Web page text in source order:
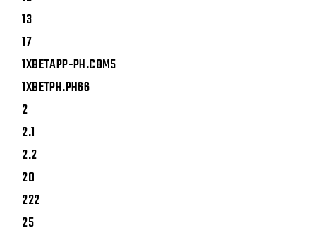
13
17
1XBETAPP-PH.COM5
1XBETPH.PH66
2
2.1
2.2
20
222
25